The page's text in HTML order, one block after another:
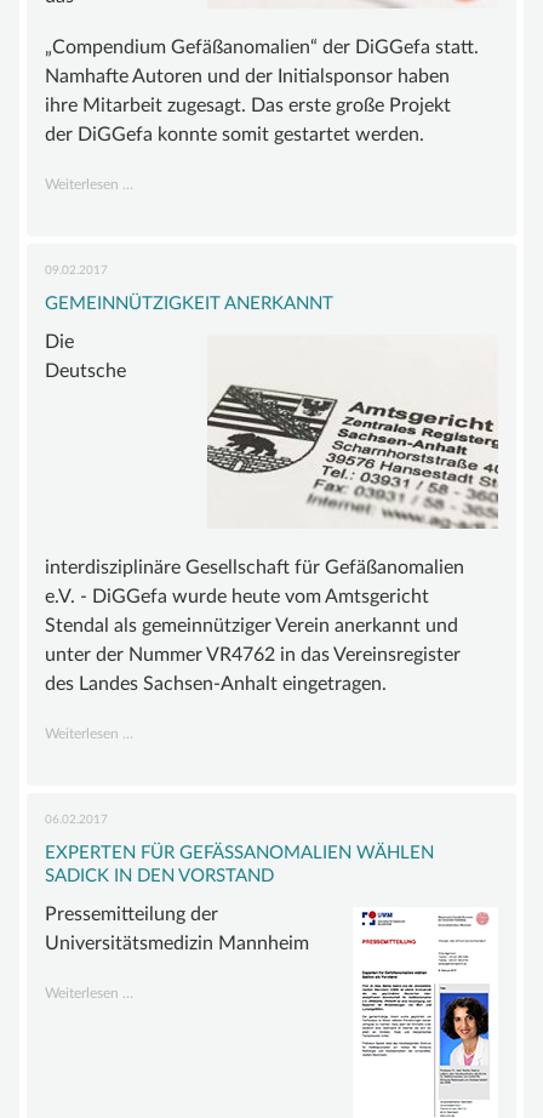
„Compendium Gefäßanomalien“ der DiGGefa statt.
Namhafte Autoren und der Initialsponsor haben
ihre Mitarbeit zugesagt. Das erste große Projekt
der DiGGefa konnte somit gestartet werden.
Weiterlesen …
„Compendium
09.02.2017
GEMEINNÜTZIGKEIT ANERKANNT
Die
Deutsche
interdisziplinäre Gesellschaft für Gefäßanomalien
e.V. - DiGGefa wurde heute vom Amtsgericht
Stendal als gemeinnütziger Verein anerkannt und
unter der Nummer VR4762 in das Vereinsregister
des Landes Sachsen-Anhalt eingetragen.
Weiterlesen …
06.02.2017
EXPERTEN FÜR GEFÄSSANOMALIEN WÄHLEN S
ADICK IN DEN VORSTAND
Pressemitteilung der
Universitätsmedizin Mannheim
Weiterlesen …